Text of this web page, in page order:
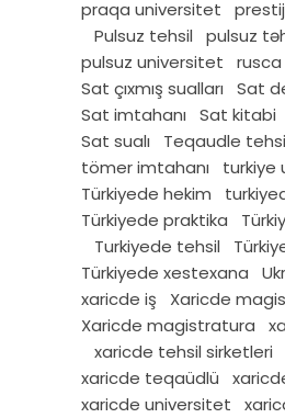
praqa universitet
Pulsuz tehsil
pulsuz
pulsuz universitet
Sat çıxmış sualları
Sat
Sat imtahanı
Sat kitabi
Sat sualı
Teqaudle
tömer imtahanı
turkiye
Türkiyede hekim
Türkiyede praktika
Turkiyede tehsil
Türkiyede xestexana
xaricde iş
Xaricde
Xaricde magistratura
xaricde tehsil sirketleri
xaricde teqaüdlü
xaricde universitet